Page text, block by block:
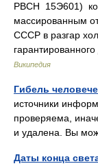
РВСН 15Э601)
массированным
СССР в разгар
Википедия
Гибель
источники
проверяема,
и удалена. Вы
Даты конца